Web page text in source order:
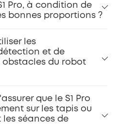
Pro, à condition de
bonnes proportions ?
les
et de
du robot
que le S1 Pro
sur les tapis ou
séances de